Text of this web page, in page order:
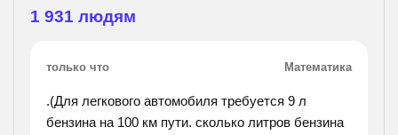
1 931 людям
только что Математика
.(Для легкового автомобиля требуется 9 л
бензина на 100 км пути. сколько литров бензина